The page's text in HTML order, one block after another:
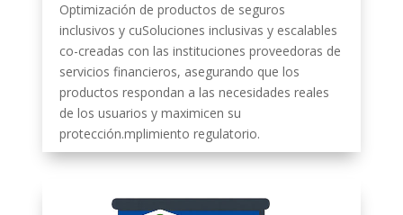
Optimización de productos de seguros
inclusivos y cuSoluciones inclusivas y escalables
co-creadas con las instituciones proveedoras de
servicios financieros, asegurando que los
productos respondan a las necesidades reales
de los usuarios y maximicen su
protección.mplimiento regulatorio.